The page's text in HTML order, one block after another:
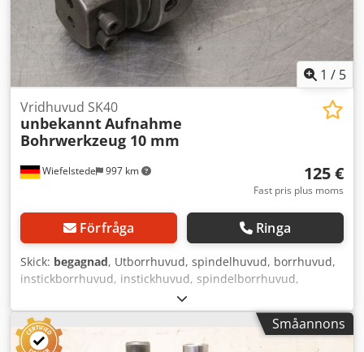
1 / 5
Wiefelstede 997 km
Vridhuvud SK40
unbekanntAufnahme
Bohrwerkzeug 10 mm
125 €
Fast pris plus moms
Förfråga Ringa
Skick: begagnad, Utborrhuvud, spindelhuvud, borrhuvud,
instickborrhuvud, instickhuvud, spindelborrhuvud,
urborrhuvud, spindelverktyg - Infästning: SK40 Dwjdpfx
Aec Ih Rtocgea - Infästning för borrverktyg: 10 mm - Antal:
1x spindelverktyg tillgängligt - Vikt: 3 kg
Småannons